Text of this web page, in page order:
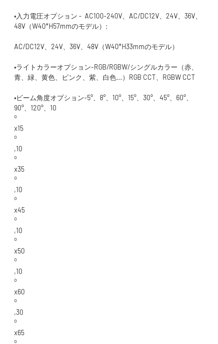
•入力電圧オプション -  AC100-240V、AC/DC12V、24V、36V、
•ライトカラーオプション-RGB/RGBW/シングルカラー（赤、
•ビーム角度オプション-5°、8°、10°、15°、30°、45°、60°、